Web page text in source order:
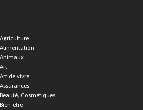
Agriculture
Alimentation
Animaux
Art
Art de vivre
Assurances
Beauté, Cosmétiques
Bien-être